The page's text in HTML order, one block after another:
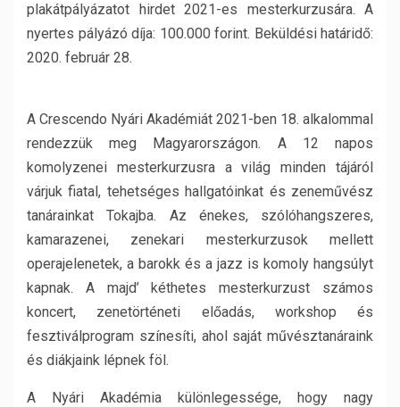
plakátpályázatot hirdet 2021-es mesterkurzusára. A
nyertes pályázó díja: 100.000 forint. Beküldési határidő:
2020. február 28.
A Crescendo Nyári Akadémiát 2021-ben 18. alkalommal
rendezzük meg Magyarországon. A 12 napos
komolyzenei mesterkurzusra a világ minden tájáról
várjuk fiatal, tehetséges hallgatóinkat és zeneművész
tanárainkat Tokajba. Az énekes, szólóhangszeres,
kamarazenei, zenekari mesterkurzusok mellett
operajelenetek, a barokk és a jazz is komoly hangsúlyt
kapnak. A majd’ kéthetes mesterkurzust számos
koncert, zenetörténeti előadás, workshop és
fesztiválprogram színesíti, ahol saját művésztanáraink
és diákjaink lépnek föl.
A Nyári Akadémia különlegessége, hogy nagy